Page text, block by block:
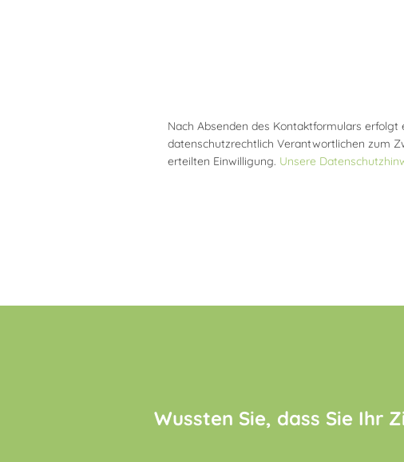
Nach Absenden des Kontaktformulars
datenschutzrechtlich Verantwortlichen zum
erteilten Einwilligung. Unsere
Wussten Sie, dass Sie Ihr